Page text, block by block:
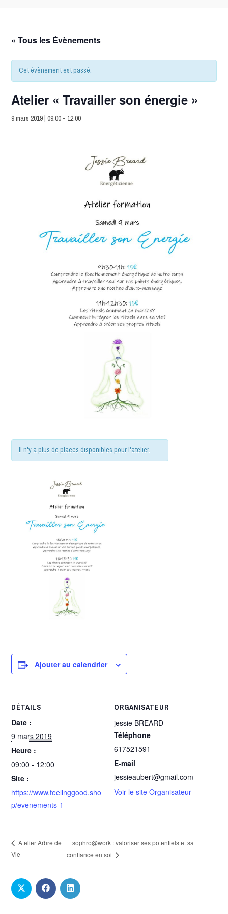
« Tous les Évènements
Cet évènement est passé.
Atelier « Travailler son énergie »
9 mars 2019 | 09:00 - 12:00
Il n'y a plus de places disponibles pour l'atelier.
Ajouter au calendrier
DÉTAILS
Date :
9 mars 2019
Heure :
09:00 - 12:00
Site :
https://www.feelinggood.sho
p/evenements-1
ORGANISATEUR
jessie BREARD
Téléphone
617521591
E-mail
jessieaubert@gmail.com
Voir le site Organisateur
Atelier Arbre de
Vie
sophro@work : valoriser ses potentiels et sa
confiance en soi